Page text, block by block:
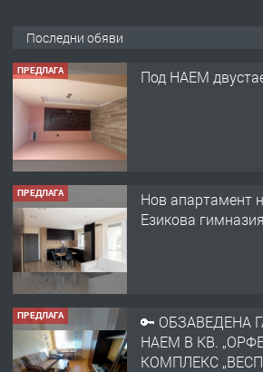
Последни обяви
ПРЕДЛАГА Под НАЕМ
ПРЕДЛАГА
Нов апартамент
Езикова гимназия
ПРЕДЛАГА
🔑 ОБЗАВЕДЕНА
НАЕМ В КВ.
КОМПЛЕКС